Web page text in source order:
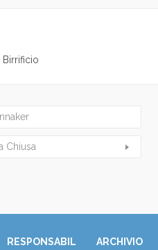
Birrificio
Chiusa
RESPONSABIL
ARCHIVIO